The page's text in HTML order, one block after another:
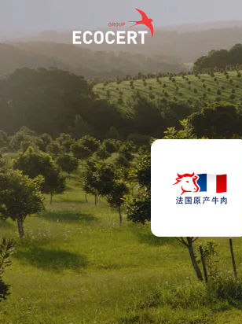
我们的服务
认证
培训
技术服务
关